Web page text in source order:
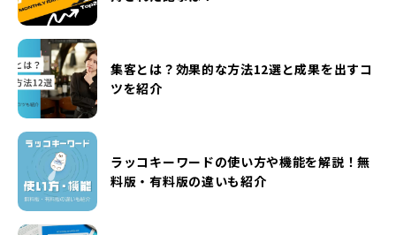
集客とは？効果的な方法12選と成果を出すコ
ツを紹介
ラッコキーワードの使い方や機能を解説！無
料版・有料版の違いも紹介